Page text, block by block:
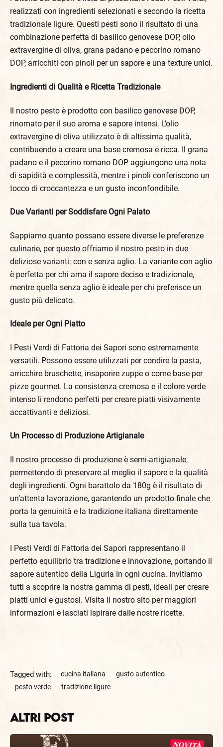
realizzati con ingredienti selezionati e secondo la ricetta
tradizionale ligure. Questi pesti sono il risultato di una
combinazione perfetta di basilico genovese DOP, olio
extravergine di oliva, grana padano e pecorino romano
DOP, arricchiti con pinoli per un sapore e una texture unici.
Ingredienti di Qualità e Ricetta Tradizionale
Il nostro pesto è prodotto con basilico genovese DOP,
rinomato per il suo aroma e sapore intensi. L’olio
extravergine di oliva utilizzato è di altissima qualità,
contribuendo a creare una base cremosa e ricca. Il grana
padano e il pecorino romano DOP aggiungono una nota
di sapidità e complessità, mentre i pinoli conferiscono un
tocco di croccantezza e un gusto inconfondibile.
Due Varianti per Soddisfare Ogni Palato
Sappiamo quanto possano essere diverse le preferenze
culinarie, per questo offriamo il nostro pesto in due
deliziose varianti: con e senza aglio. La variante con aglio
è perfetta per chi ama il sapore deciso e tradizionale,
mentre quella senza aglio è ideale per chi preferisce un
gusto più delicato.
Ideale per Ogni Piatto
I Pesti Verdi di Fattoria dei Sapori sono estremamente
versatili. Possono essere utilizzati per condire la pasta,
arricchire bruschette, insaporire zuppe o come base per
pizze gourmet. La consistenza cremosa e il colore verde
intenso li rendono perfetti per creare piatti visivamente
accattivanti e deliziosi.
Un Processo di Produzione Artigianale
Il nostro processo di produzione è semi-artigianale,
permettendo di preservare al meglio il sapore e la qualità
degli ingredienti. Ogni barattolo da 180g è il risultato di
un’attenta lavorazione, garantendo un prodotto finale che
porta la genuinità e la tradizione italiana direttamente
sulla tua tavola.
I Pesti Verdi di Fattoria dei Sapori rappresentano il
perfetto equilibrio tra tradizione e innovazione, portando il
sapore autentico della Liguria in ogni cucina. Invitiamo
tutti a scoprire la nostra gamma di pesti, ideali per creare
piatti unici e gustosi. Visita il nostro sito per maggiori
informazioni e lasciati ispirare dalle nostre ricette.
Tagged with: cucina italiana
gusto autentico
pesto verde
tradizione ligure
Altri Post